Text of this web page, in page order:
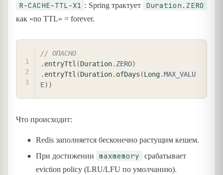
R-CACHE-TTL-X1 : Spring трактует Duration.ZERO
как «no TTL» = forever.
// ОПАСНО
. entryTtl (Duration. ZERO)
. entryTtl (Duration. ofDays (Long.MAX_VALU
E) )
Что происходит:
Redis заполняется бесконечно растущим кешем.
При достижении
maxmemory
срабатывает
eviction policy (LRU/LFU по умолчанию).